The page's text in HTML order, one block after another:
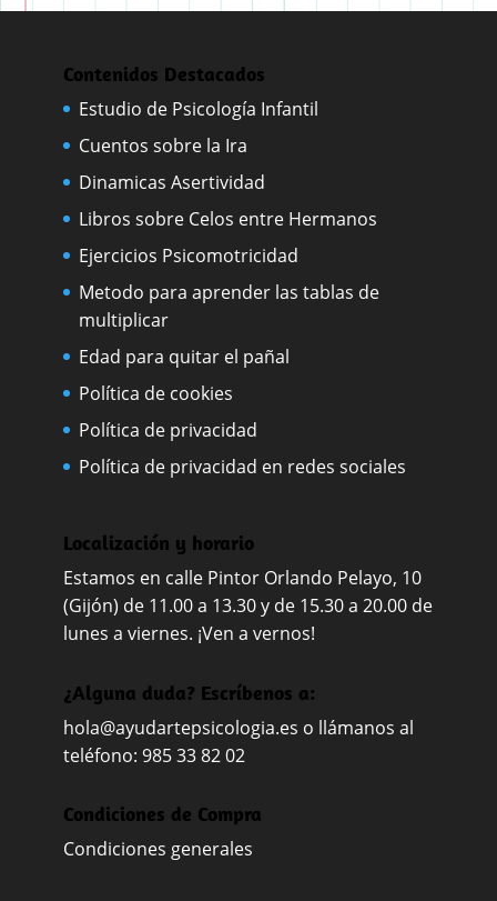
Contenidos Destacados
Estudio de Psicología Infantil
Cuentos sobre la Ira
Dinamicas Asertividad
Libros sobre Celos entre Hermanos
Ejercicios Psicomotricidad
Metodo para aprender las tablas de
multiplicar
Edad para quitar el pañal
Política de cookies
Política de privacidad
Política de privacidad en redes sociales
Localización y horario
Estamos en calle Pintor Orlando Pelayo, 10
(Gijón) de 11.00 a 13.30 y de 15.30 a 20.00 de
lunes a viernes. ¡Ven a vernos!
¿Alguna duda? Escríbenos a:
hola@ayudartepsicologia.es o llámanos al
teléfono: 985 33 82 02
Condiciones de Compra
Condiciones generales